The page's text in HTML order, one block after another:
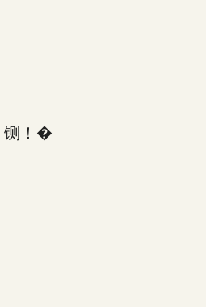
铡！�